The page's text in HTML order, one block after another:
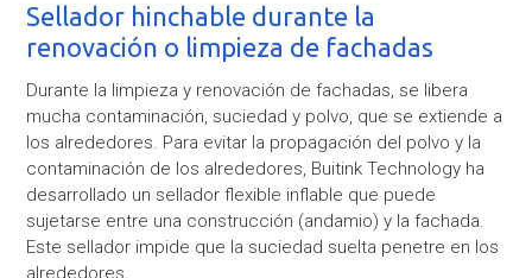
Sellador hinchable durante la
renovación o limpieza de fachadas
Durante la limpieza y renovación de fachadas, se libera
mucha contaminación, suciedad y polvo, que se extiende a
los alrededores. Para evitar la propagación del polvo y la
contaminación de los alrededores, Buitink Technology ha
desarrollado un sellador flexible inflable que puede
sujetarse entre una construcción (andamio) y la fachada.
Este sellador impide que la suciedad suelta penetre en los
alrededores.